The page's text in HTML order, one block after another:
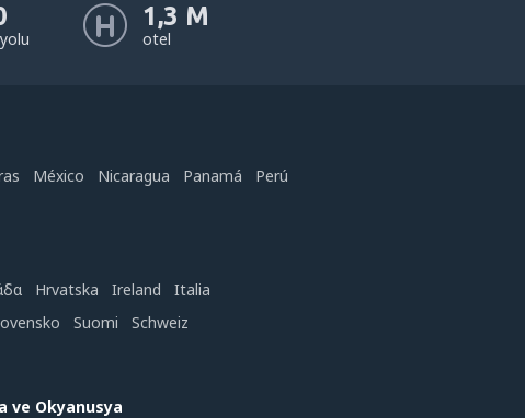
1,3 M
otel
México Nicaragua Panamá
Perú
Hrvatska Ireland
Italia
Suomi
Schweiz
ve Okyanusya